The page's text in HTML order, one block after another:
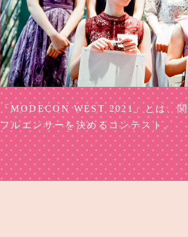
「MODECON WEST 2021」とは、
フルエンサーを決めるコンテスト。